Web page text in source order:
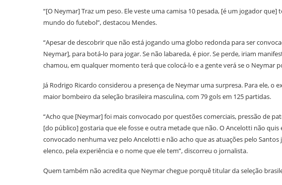
“[O Neymar] Traz um peso. Ele veste uma camisa 10 pesada, [é um jogador
mundo do futebol”, destacou Mendes.
“Apesar de descobrir que não está jogando uma globo redonda para ser
Neymar], para botá-lo para jogar. Se não labareda, é pior. Se perde, iriam
chamou, em qualquer momento terá que colocá-lo e a gente verá se o Neymar
Já Rodrigo Ricardo considerou a presença de Neymar uma surpresa. Para ele, o
maior bombeiro da seleção brasileira masculina, com 79 gols em 125 partidas.
“Acho que [Neymar] foi mais convocado por questões comerciais, pressão de
[do público] gostaria que ele fosse e outra metade que não. O Ancelotti não
convocado nenhuma vez pelo Ancelotti e não acho que as atuações pelo
elenco, pela experiência e o nome que ele tem”, discorreu o jornalista.
Quem também não acredita que Neymar chegue porquê titular da seleção